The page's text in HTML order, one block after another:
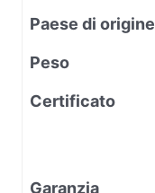
Paese di origine
Peso
Certificato
Garanzia